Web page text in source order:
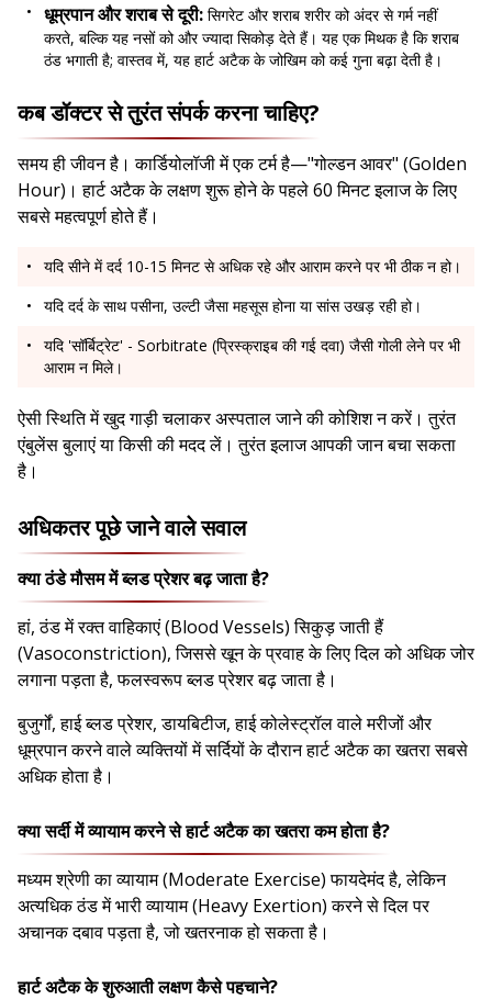
धूम्रपान और शराब से दूरी: सिगरेट और शराब शरीर को अंदर से गर्म नहीं
करते, बल्कि यह नसों को और ज्यादा सिकोड़ देते हैं। यह एक मिथक है कि शराब
ठंड भगाती है; वास्तव में, यह हार्ट अटैक के जोखिम को कई गुना बढ़ा देती है।
कब डॉक्टर से तुरंत संपर्क करना चाहिए?
समय ही जीवन है। कार्डियोलॉजी में एक टर्म है—"गोल्डन आवर" (Golden
Hour)। हार्ट अटैक के लक्षण शुरू होने के पहले 60 मिनट इलाज के लिए
सबसे महत्वपूर्ण होते हैं।
यदि सीने में दर्द 10-15 मिनट से अधिक रहे और आराम करने पर भी ठीक न हो।
यदि दर्द के साथ पसीना, उल्टी जैसा महसूस होना या सांस उखड़ रही हो।
यदि 'सॉर्बिट्रेट' - Sorbitrate (प्रिस्क्राइब की गई दवा) जैसी गोली लेने पर भी
आराम न मिले।
ऐसी स्थिति में खुद गाड़ी चलाकर अस्पताल जाने की कोशिश न करें। तुरंत
एंबुलेंस बुलाएं या किसी की मदद लें। तुरंत इलाज आपकी जान बचा सकता
है।
अधिकतर पूछे जाने वाले सवाल
क्या ठंडे मौसम में ब्लड प्रेशर बढ़ जाता है?
हां, ठंड में रक्त वाहिकाएं (Blood Vessels) सिकुड़ जाती हैं
(Vasoconstriction), जिससे खून के प्रवाह के लिए दिल को अधिक जोर
लगाना पड़ता है, फलस्वरूप ब्लड प्रेशर बढ़ जाता है।
बुजुर्गों, हाई ब्लड प्रेशर, डायबिटीज, हाई कोलेस्ट्रॉल वाले मरीजों और
धूम्रपान करने वाले व्यक्तियों में सर्दियों के दौरान हार्ट अटैक का खतरा सबसे
अधिक होता है।
क्या सर्दी में व्यायाम करने से हार्ट अटैक का खतरा कम होता है?
मध्यम श्रेणी का व्यायाम (Moderate Exercise) फायदेमंद है, लेकिन
अत्यधिक ठंड में भारी व्यायाम (Heavy Exertion) करने से दिल पर
अचानक दबाव पड़ता है, जो खतरनाक हो सकता है।
हार्ट अटैक के शुरुआती लक्षण कैसे पहचाने?